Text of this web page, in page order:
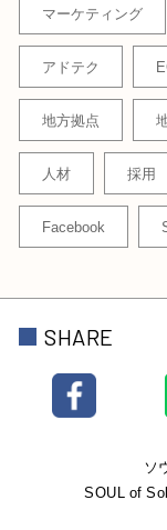
マーケティング
アドテク
地方拠点
人材 採用
Facebook
SHARE
ソ
SOUL of